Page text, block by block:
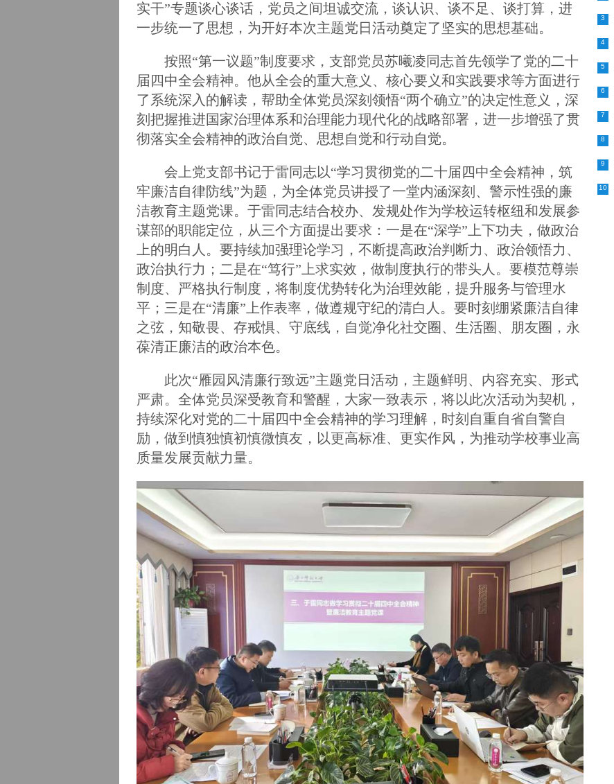
3
4
5
6
7
8
9
10
实干”专题谈心谈话，党员之间坦诚交流，谈认识、谈不足、谈打算，进
一步统一了思想，为开好本次主题党日活动奠定了坚实的思想基础。
按照“第一议题”制度要求，支部党员苏曦凌同志首先领学了党的二十
届四中全会精神。他从全会的重大意义、核心要义和实践要求等方面进行
了系统深入的解读，帮助全体党员深刻领悟“两个确立”的决定性意义，深
刻把握推进国家治理体系和治理能力现代化的战略部署，进一步增强了贯
彻落实全会精神的政治自觉、思想自觉和行动自觉。
会上党支部书记于雷同志以“学习贯彻党的二十届四中全会精神，筑
牢廉洁自律防线”为题，为全体党员讲授了一堂内涵深刻、警示性强的廉
洁教育主题党课。于雷同志结合校办、发规处作为学校运转枢纽和发展参
谋部的职能定位，从三个方面提出要求：一是在“深学”上下功夫，做政治
上的明白人。要持续加强理论学习，不断提高政治判断力、政治领悟力、
政治执行力；二是在“笃行”上求实效，做制度执行的带头人。要模范尊崇
制度、严格执行制度，将制度优势转化为治理效能，提升服务与管理水
平；三是在“清廉”上作表率，做遵规守纪的清白人。要时刻绷紧廉洁自律
之弦，知敬畏、存戒惧、守底线，自觉净化社交圈、生活圈、朋友圈，永
葆清正廉洁的政治本色。
此次“雁园风清廉行致远”主题党日活动，主题鲜明、内容充实、形式
严肃。全体党员深受教育和警醒，大家一致表示，将以此次活动为契机，
持续深化对党的二十届四中全会精神的学习理解，时刻自重自省自警自
励，做到慎独慎初慎微慎友，以更高标准、更实作风，为推动学校事业高
质量发展贡献力量。